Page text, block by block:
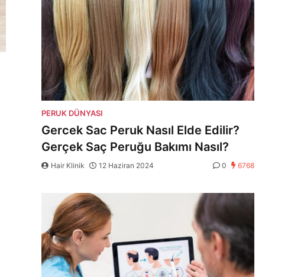
PERUK DÜNYASI
Gercek Sac Peruk Nasıl Elde Edilir?
Gerçek Saç Peruğu Bakımı Nasıl?
Hair Klinik 12 Haziran 2024 0 6768